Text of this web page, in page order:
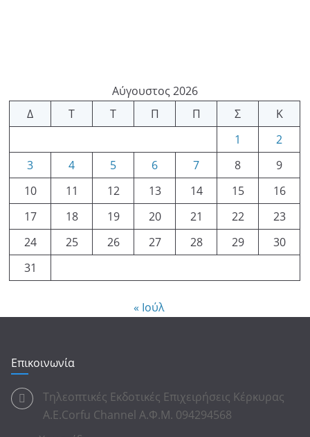
Αύγουστος 2026
Δ
Τ Τ Π Π Σ
Κ
1
2
3
4 5 6 7 8
9
10
11 12 13 14 15
16
17
18 19 20 21 22
23
24
25 26 27 28 29
30
31
« Ιούλ
Επικοινωνία
Τηλεοπτικές Εκδοτικές Επιχειρήσεις Κέρκυρας
Α.Ε.Corfu Channel Α.Φ.Μ. 094294568